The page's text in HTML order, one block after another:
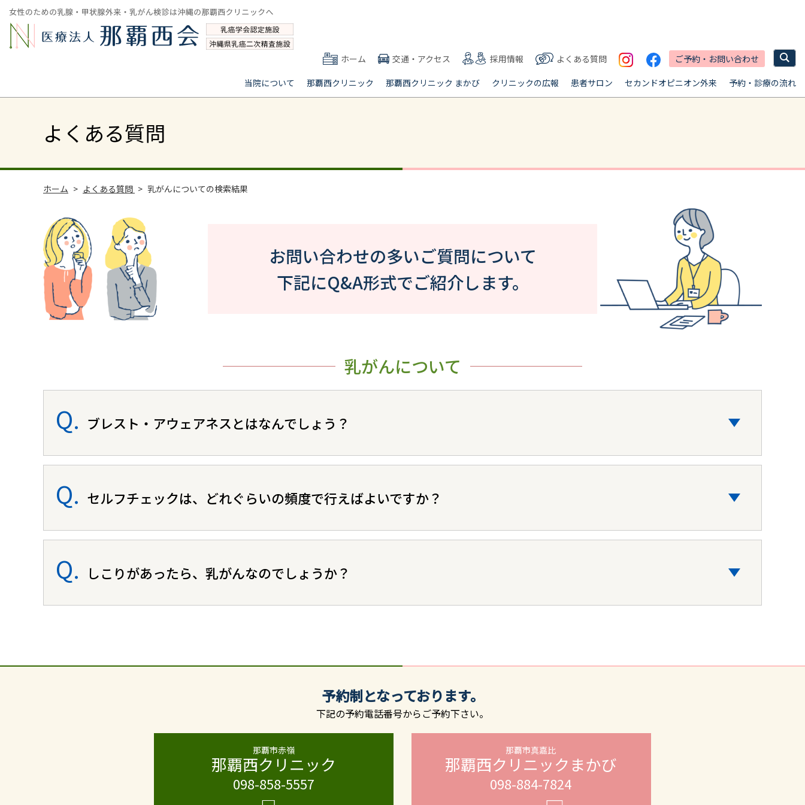
ホーム 交通・アクセス 採用情報 よくある質問 ご予約・お問い合わせ
当院について 那覇西クリニック 那覇西クリニック まかび クリニックの広報 患者サロン セカンドオピニオン外来 予約・診療の流れ
よくある質問
ホーム よくある質問 乳がんについての検索結果
お問い合わせの多いご質問について
下記にQ&A形式でご紹介します。
乳がんについて
ブレスト・アウェアネスとはなんでしょう？
セルフチェックは、どれぐらいの頻度で行えばよいですか？
しこりがあったら、乳がんなのでしょうか？
予約制となっております。
下記の予約電話番号からご予約下さい。
那覇市赤嶺
那覇西クリニック
098-858-5557
那覇市真嘉比
那覇西クリニックまかび
098-884-7824